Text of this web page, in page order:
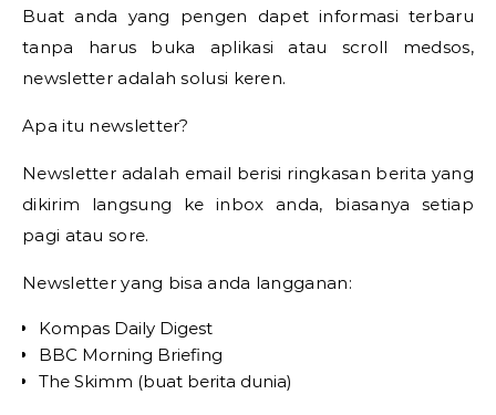
Buat anda yang pengen dapet informasi terbaru
tanpa harus buka aplikasi atau scroll medsos,
newsletter adalah solusi keren.
Apa itu newsletter?
Newsletter adalah email berisi ringkasan berita yang
dikirim langsung ke inbox anda, biasanya setiap
pagi atau sore.
Newsletter yang bisa anda langganan:
Kompas Daily Digest
BBC Morning Briefing
The Skimm (buat berita dunia)